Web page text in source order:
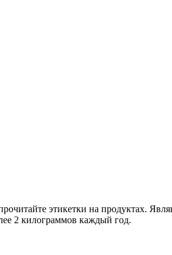
этикетки на продуктах.
2 килограммов каждый год.